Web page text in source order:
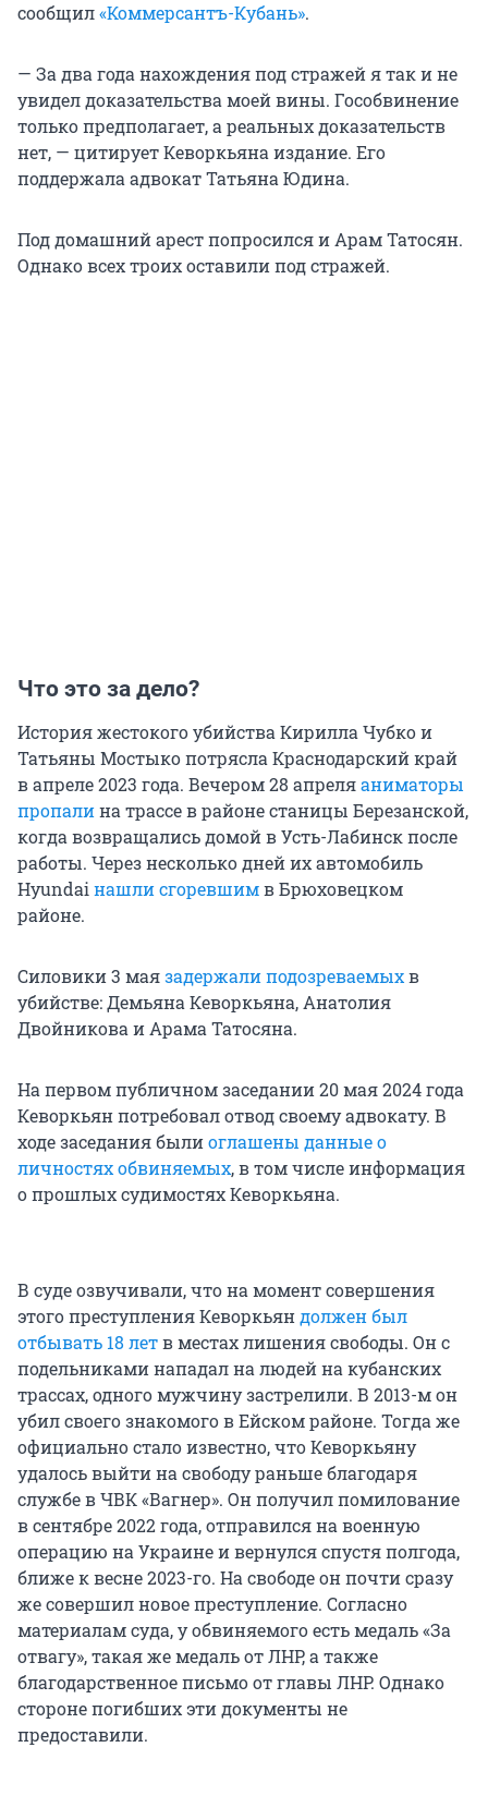
сообщил«Коммерсантъ-Кубань».
— За два года нахождения под стражей я так и не
увидел доказательства моей вины. Гособвинение
только предполагает, а реальных доказательств
нет, — цитирует Кеворкьяна издание. Его
поддержала адвокат Татьяна Юдина.
Под домашний арест попросился и Арам Татосян.
Однако всех троих оставили под стражей.
Что это за дело?
История жестокого убийства Кирилла Чубко и
Татьяны Мостыко потрясла Краснодарский край
в апреле 2023 года. Вечером 28 апреляаниматоры
пропалина трассе в районе станицы Березанской,
когда возвращались домой в Усть-Лабинск после
работы. Через несколько дней их автомобиль
Hyundai нашли сгоревшимв Брюховецком
районе.
Силовики 3 маязадержали подозреваемыхв
убийстве: Демьяна Кеворкьяна, Анатолия
Двойникова и Арама Татосяна.
На первом публичном заседании 20 мая 2024 года
Кеворкьян потребовал отвод своему адвокату. В
ходе заседания былиоглашены данные о
личностях обвиняемых, в том числе информация
о прошлых судимостях Кеворкьяна.
В суде озвучивали, что на момент совершения
этого преступления Кеворкьяндолжен был
отбывать 18 летв местах лишения свободы. Он с
подельниками нападал на людей на кубанских
трассах, одного мужчину застрелили. В 2013-м он
убил своего знакомого в Ейском районе. Тогда же
официально стало известно, что Кеворкьяну
удалось выйти на свободу раньше благодаря
службе в ЧВК «Вагнер». Он получил помилование
в сентябре 2022 года, отправился на военную
операцию на Украине и вернулся спустя полгода,
ближе к весне 2023-го. На свободе он почти сразу
же совершил новое преступление. Согласно
материалам суда, у обвиняемого есть медаль «За
отвагу», такая же медаль от ЛНР, а также
благодарственное письмо от главы ЛНР. Однако
стороне погибших эти документы не
предоставили.